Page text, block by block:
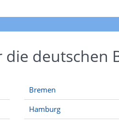
die deutschen
Bremen
Hamburg